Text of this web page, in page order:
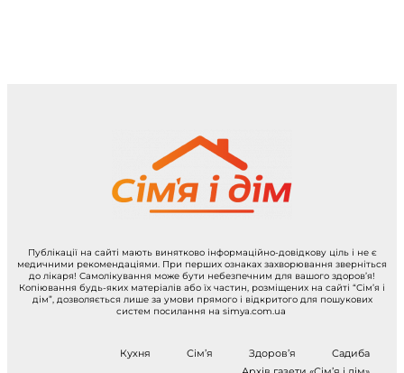
Публікації на сайті мають винятково інформаційно-довідкову ціль і не є
медичними рекомендаціями. При перших ознаках захворювання зверніться
до лікаря! Самолікування може бути небезпечним для вашого здоров’я!
Копіювання будь-яких матеріалів або їх частин, розміщених на сайті “Сім’я і
дім”, дозволяється лише за умови прямого і відкритого для пошукових
систем посилання на simya.com.ua
Кухня Сім’я Здоров’я
Садиба